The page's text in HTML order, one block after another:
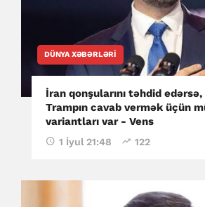
DÜNYA XƏBƏRLƏRI
İran qonşularını təhdid
Trampın cavab vermək üçün
variantları var - Vens
1 İyul 21:48 122